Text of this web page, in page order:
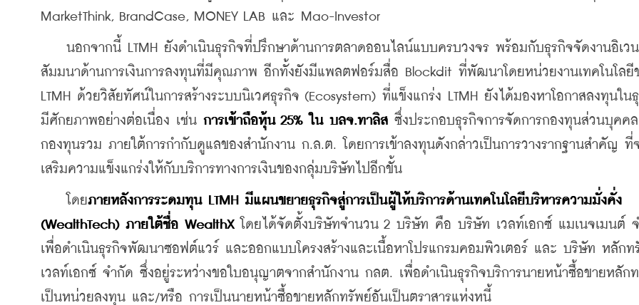
MarketThink, BrandCase, MONEY LAB และ Mao-Investor
นอกจากนี้ LTMH ยังดำเนินธุรกิจที่ปรึกษาด้านการตลาดออนไลน์แบบครบวงจร พร้อมกับธุรกิจจัดงานอิเว
สัมมนาด้านการเงินการลงทุนที่มีคุณภาพ อีกทั้งยังมีแพลตฟอร์มสื่อ Blockdit ที่พัฒนาโดยหน่วยงานเทคโนโลยี
LTMH ด้วยวิสัยทัศน์ในการสร้างระบบนิเวศธุรกิจ (Ecosystem) ที่แข็งแกร่ง LTMH ยังได้มองหาโอกาสลงทุนใน
มีศักยภาพอย่างต่อเนื่อง เช่น การเข้าถือหุ้น 25% ใน บลจ.ทาลิส ซึ่งประกอบธุรกิจการจัดการกองทุนส่วนบุคค
กองทุนรวม ภายใต้การกำกับดูแลของสำนักงาน ก.ล.ต. โดยการเข้าลงทุนดังกล่าวเป็นการวางรากฐานสำคัญ ที่
เสริมความแข็งแกร่งให้กับบริการทางการเงินของกลุ่มบริษัทไปอีกขั้น
โดยภายหลังการระดมทุน LTMH มีแผนขยายธุรกิจสู่การเป็นผู้ให้บริการด้านเทคโนโลยีบริหารความมั่งคั่ง
(WealthTech) ภายใต้ชื่อ WealthX โดยได้จัดตั้งบริษัทจำนวน 2 บริษัท คือ บริษัท เวลท์เอกซ์ แมเนจเมนต์
เพื่อดำเนินธุรกิจพัฒนาซอฟต์แวร์ และออกแบบโครงสร้างและเนื้อหาโปรแกรมคอมพิวเตอร์ และ บริษัท หลักท
เวลท์เอกซ์ จำกัด ซึ่งอยู่ระหว่างขอใบอนุญาตจากสำนักงาน กลต. เพื่อดำเนินธุรกิจบริการนายหน้าซื้อขายหลัก
เป็นหน่วยลงทุน และ/หรือ การเป็นนายหน้าซื้อขายหลักทรัพย์อันเป็นตราสารแห่งหนี้